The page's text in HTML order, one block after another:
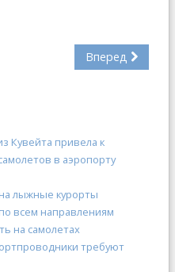
Вперед
Кувейта привела к
в аэропорту
лыжные курорты
всем направлениям
на самолетах
требуют